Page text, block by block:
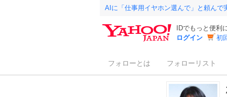
AIに「仕事用イヤホン選んで」と頼んで
IDでもっと便利
ログイン
初
フォローとは フォローリスト